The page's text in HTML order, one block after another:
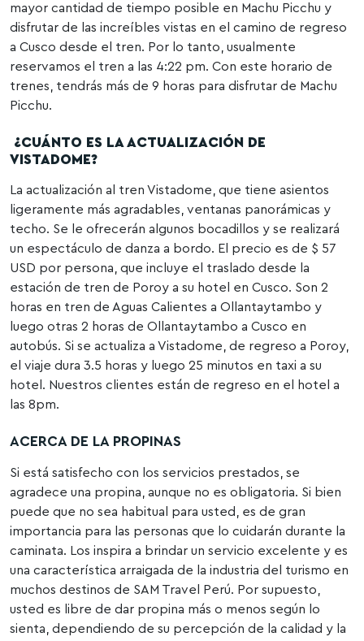
mayor cantidad de tiempo posible en Machu Picchu y
disfrutar de las increíbles vistas en el camino de regreso
a Cusco desde el tren. Por lo tanto, usualmente
reservamos el tren a las 4:22 pm. Con este horario de
trenes, tendrás más de 9 horas para disfrutar de Machu
Picchu.
¿CUÁNTO ES LA ACTUALIZACIÓN DE
VISTADOME?
La actualización al tren Vistadome, que tiene asientos
ligeramente más agradables, ventanas panorámicas y
techo. Se le ofrecerán algunos bocadillos y se realizará
un espectáculo de danza a bordo. El precio es de $ 57
USD por persona, que incluye el traslado desde la
estación de tren de Poroy a su hotel en Cusco. Son 2
horas en tren de Aguas Calientes a Ollantaytambo y
luego otras 2 horas de Ollantaytambo a Cusco en
autobús. Si se actualiza a Vistadome, de regreso a Poroy,
el viaje dura 3.5 horas y luego 25 minutos en taxi a su
hotel. Nuestros clientes están de regreso en el hotel a
las 8pm.
ACERCA DE LA PROPINAS
Si está satisfecho con los servicios prestados, se
agradece una propina, aunque no es obligatoria. Si bien
puede que no sea habitual para usted, es de gran
importancia para las personas que lo cuidarán durante la
caminata. Los inspira a brindar un servicio excelente y es
una característica arraigada de la industria del turismo en
muchos destinos de SAM Travel Perú. Por supuesto,
usted es libre de dar propina más o menos según lo
sienta, dependiendo de su percepción de la calidad y la